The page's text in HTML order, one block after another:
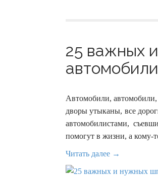
25 важных
Автомобили,
дворы утыканы, все
автомобилистами,
помогут в жизни, а кому-
Читать далее →